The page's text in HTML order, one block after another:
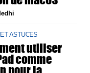
ASTUCES
utiliser
comme